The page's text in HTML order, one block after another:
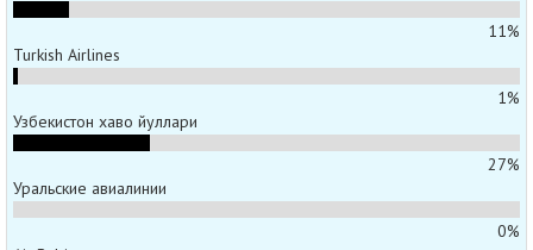
11%
Turkish Airlines
1%
Узбекистон хаво йуллари
27%
Уральские авиалинии
0%